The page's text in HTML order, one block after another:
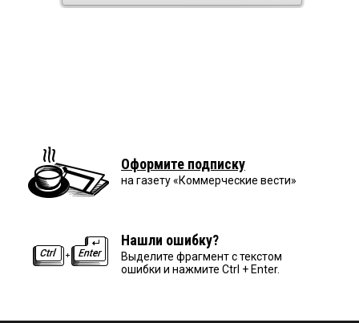
Оформите подписку
на газету «Коммерческие вести»
Нашли ошибку?
Выделите фрагмент с текстом
ошибки и нажмите Ctrl + Enter.